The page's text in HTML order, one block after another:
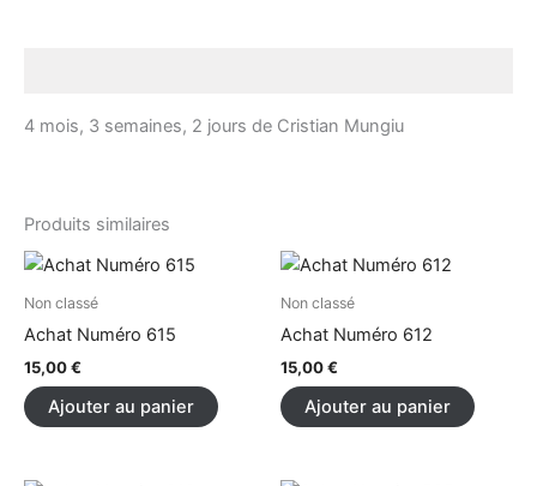
4 mois, 3 semaines, 2 jours de Cristian Mungiu
Produits similaires
Non classé
Achat Numéro 615
15,00€
Ajouter au panier
Non classé
Achat Numéro 612
15,00€
Ajouter au panier